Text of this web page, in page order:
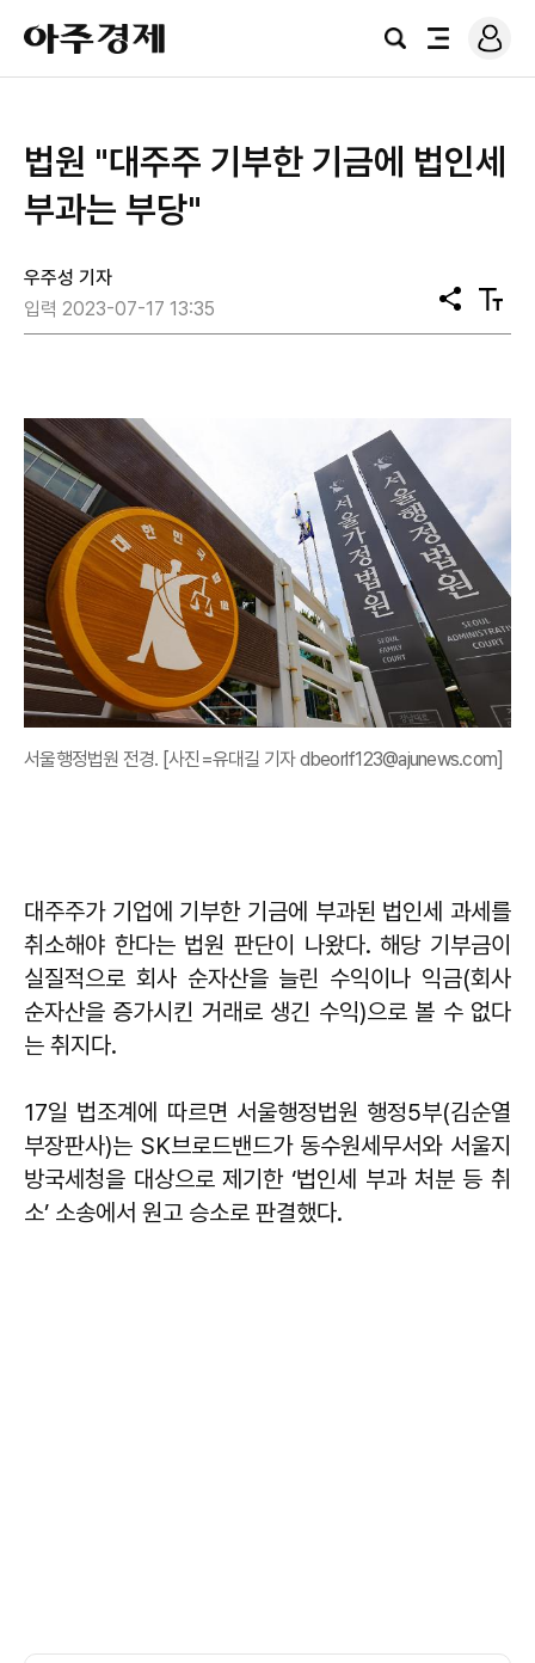
아
주
경
검
전
로
그
법원 "대주주 기부한 기금에 법인세
부과는 부당"
우주성 기자
입력 2023-07-17 13:35
공
유
텍
스
서울행정법원 전경. [사진=유대길 기자 dbeorlf123@ajunews.com]
대주주가 기업에 기부한 기금에 부과된 법인세 과세를
취소해야 한다는 법원 판단이 나왔다. 해당 기부금이
실질적으로 회사 순자산을 늘린 수익이나 익금(회사
순자산을 증가시킨 거래로 생긴 수익)으로 볼 수 없다
는 취지다.
17일 법조계에 따르면 서울행정법원 행정5부(김순열
부장판사)는 SK브로드밴드가 동수원세무서와 서울지
방국세청을 대상으로 제기한 ‘법인세 부과 처분 등 취
소’ 소송에서 원고 승소로 판결했다.